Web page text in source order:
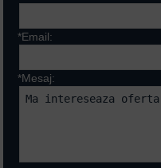
*Email:
*Mesaj: